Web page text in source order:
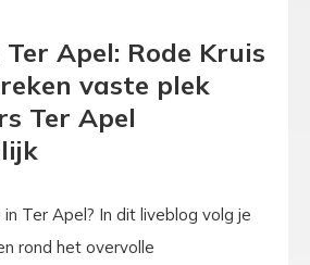
Apel: Rode Kruis
vaste plek
Ter Apel
Ter Apel? In dit liveblog volg je
rond het overvolle